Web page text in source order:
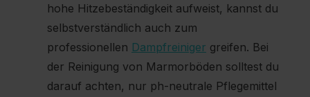
hohe Hitzebeständigkeit aufweist, kannst du
selbstverständlich auch zum
professionellen Dampfreiniger greifen. Bei
der Reinigung von Marmorböden solltest du
darauf achten, nur ph-neutrale Pflegemittel